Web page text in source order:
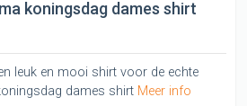
koningsdag dames shirt
leuk en mooi shirt voor de echte
dames shirt Meer info